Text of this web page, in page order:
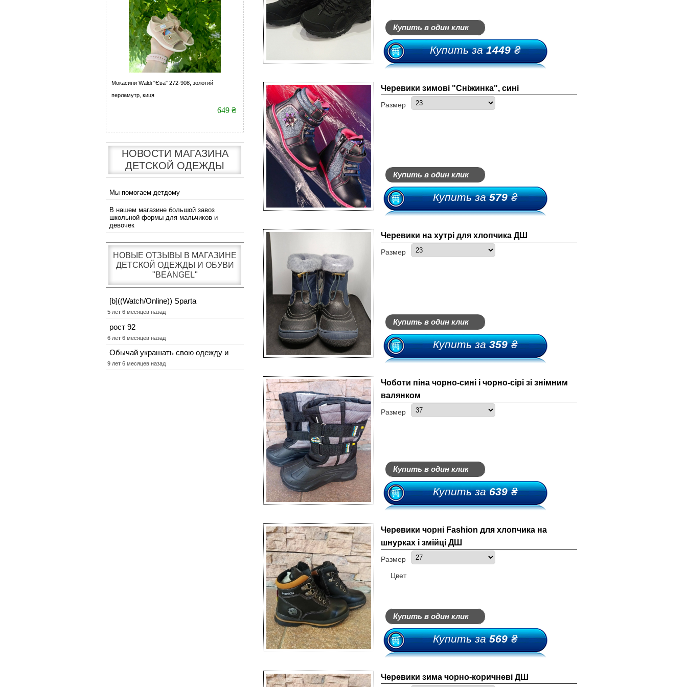
Мокасини Waldi "Єва" 272-908, золотий
перламутр, киця
649 ₴
НОВОСТИ МАГАЗИНА
ДЕТСКОЙ ОДЕЖДЫ
Мы помогаем детдому
В нашем магазине большой завоз
школьной формы для мальчиков и
девочек
НОВЫЕ ОТЗЫВЫ В МАГАЗИНЕ
ДЕТСКОЙ ОДЕЖДЫ И ОБУВИ
"BEANGEL"
[b]((Watch/Online)) Sparta
5 лет 6 месяцев назад
рост 92
6 лет 6 месяцев назад
Обычай украшать свою одежду и
9 лет 6 месяцев назад
Купить за1449₴
Купить в один клик
Черевики зимові "Сніжинка", сині
Купить за579₴
Купить в один клик
Размер
Черевики на хутрі для хлопчика ДШ
Купить за359₴
Купить в один клик
Размер
Чоботи піна чорно-сині і чорно-сірі зі знімним
валянком
Купить за639₴
Купить в один клик
Размер
Черевики чорні Fashion для хлопчика на
шнурках і змійці ДШ
Купить за569₴
Купить в один клик
Размер
Цвет
Черевики зима чорно-коричневі ДШ